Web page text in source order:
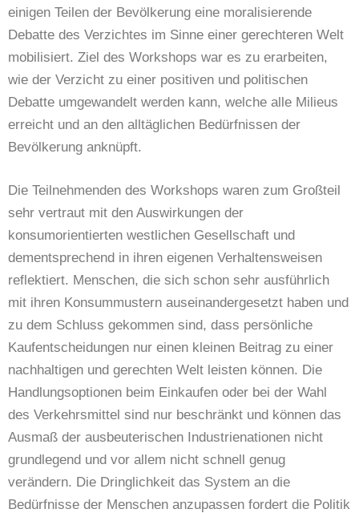
einigen Teilen der Bevölkerung eine moralisierende
Debatte des Verzichtes im Sinne einer gerechteren Welt
mobilisiert. Ziel des Workshops war es zu erarbeiten,
wie der Verzicht zu einer positiven und politischen
Debatte umgewandelt werden kann, welche alle Milieus
erreicht und an den alltäglichen Bedürfnissen der
Bevölkerung anknüpft.
Die Teilnehmenden des Workshops waren zum Großteil
sehr vertraut mit den Auswirkungen der
konsumorientierten westlichen Gesellschaft und
dementsprechend in ihren eigenen Verhaltensweisen
reflektiert. Menschen, die sich schon sehr ausführlich
mit ihren Konsummustern auseinandergesetzt haben und
zu dem Schluss gekommen sind, dass persönliche
Kaufentscheidungen nur einen kleinen Beitrag zu einer
nachhaltigen und gerechten Welt leisten können. Die
Handlungsoptionen beim Einkaufen oder bei der Wahl
des Verkehrsmittel sind nur beschränkt und können das
Ausmaß der ausbeuterischen Industrienationen nicht
grundlegend und vor allem nicht schnell genug
verändern. Die Dringlichkeit das System an die
Bedürfnisse der Menschen anzupassen fordert die Politik